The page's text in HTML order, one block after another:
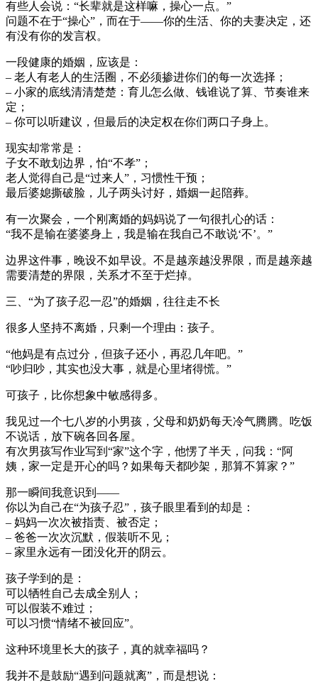
有些人会说：“长辈就是这样嘛，操心一点。”
问题不在于“操心”，而在于——你的生活、你的夫妻决定，还
有没有你的发言权。
一段健康的婚姻，应该是：
– 老人有老人的生活圈，不必须掺进你们的每一次选择；
– 小家的底线清清楚楚：育儿怎么做、钱谁说了算、节奏谁来
定；
– 你可以听建议，但最后的决定权在你们两口子身上。
现实却常常是：
子女不敢划边界，怕“不孝”；
老人觉得自己是“过来人”，习惯性干预；
最后婆媳撕破脸，儿子两头讨好，婚姻一起陪葬。
有一次聚会，一个刚离婚的妈妈说了一句很扎心的话：
“我不是输在婆婆身上，我是输在我自己不敢说‘不’。”
边界这件事，晚设不如早设。不是越亲越没界限，而是越亲越
需要清楚的界限，关系才不至于烂掉。
三、“为了孩子忍一忍”的婚姻，往往走不长
很多人坚持不离婚，只剩一个理由：孩子。
“他妈是有点过分，但孩子还小，再忍几年吧。”
“吵归吵，其实也没大事，就是心里堵得慌。”
可孩子，比你想象中敏感得多。
我见过一个七八岁的小男孩，父母和奶奶每天冷气腾腾。吃饭
不说话，放下碗各回各屋。
有次男孩写作业写到“家”这个字，他愣了半天，问我：“阿
姨，家一定是开心的吗？如果每天都吵架，那算不算家？”
那一瞬间我意识到——
你以为自己在“为孩子忍”，孩子眼里看到的却是：
– 妈妈一次次被指责、被否定；
– 爸爸一次次沉默，假装听不见；
– 家里永远有一团没化开的阴云。
孩子学到的是：
可以牺牲自己去成全别人；
可以假装不难过；
可以习惯“情绪不被回应”。
这种环境里长大的孩子，真的就幸福吗？
我并不是鼓励“遇到问题就离”，而是想说：